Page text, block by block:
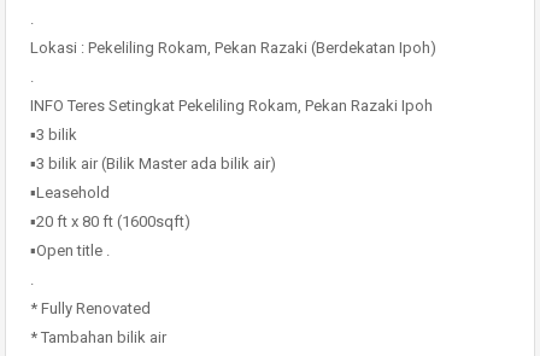
.
Lokasi : Pekeliling Rokam, Pekan Razaki (Berdekatan Ipoh)
.
INFO Teres Setingkat Pekeliling Rokam, Pekan Razaki Ipoh
▪️3 bilik
▪️3 bilik air (Bilik Master ada bilik air)
▪️Leasehold
▪️20 ft x 80 ft (1600sqft)
▪️Open title .
.
* Fully Renovated
* Tambahan bilik air